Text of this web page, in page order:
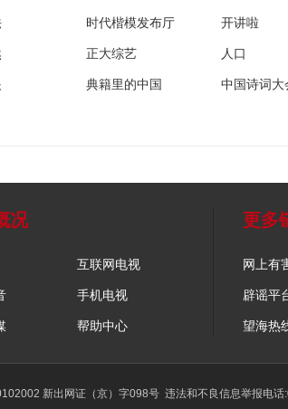
时代楷模发布厅 开讲啦
正大综艺 人口
典籍里的中国 中国诗词大
况
互联网电视
手机电视
帮助中心
更多
网上有
辟谣平
望海热
新出网证（京）字098号 违法和不良信息举报电